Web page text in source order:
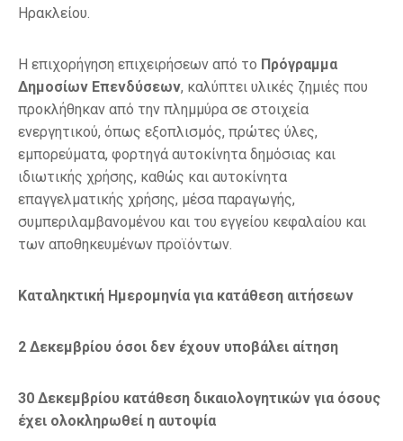
Ηρακλείου.
Η επιχορήγηση επιχειρήσεων από το Πρόγραμμα
Δημοσίων Επενδύσεων, καλύπτει υλικές ζημιές που
προκλήθηκαν από την πλημμύρα σε στοιχεία
ενεργητικού, όπως εξοπλισμός, πρώτες ύλες,
εμπορεύματα, φορτηγά αυτοκίνητα δημόσιας και
ιδιωτικής χρήσης, καθώς και αυτοκίνητα
επαγγελματικής χρήσης, μέσα παραγωγής,
συμπεριλαμβανομένου και του εγγείου κεφαλαίου και
των αποθηκευμένων προϊόντων.
Καταληκτική Ημερομηνία για κατάθεση αιτήσεων
2 Δεκεμβρίου όσοι δεν έχουν υποβάλει αίτηση
30 Δεκεμβρίου κατάθεση δικαιολογητικών για όσους
έχει ολοκληρωθεί η αυτοψία